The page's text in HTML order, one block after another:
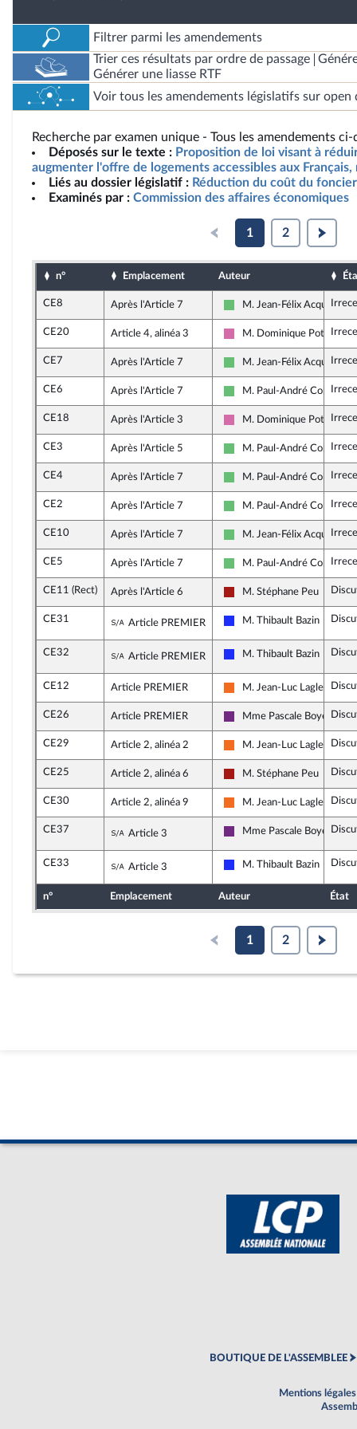
Filtrer parmi les amendements
Trier ces résultats par ordre de passage
Générer une liasse RTF
Voir tous les amendements législatifs sur open
Recherche par examen unique - Tous les amendements ci-
Déposés sur le texte : Proposition de loi visant à
augmenter l'offre de logements accessibles aux Français,
Liés au dossier législatif : Réduction du coût du foncier
Examinés par : Commission des affaires économiques
1 2
n° Emplacement Auteur
CE8 Après l'Article 7
Libertés et Territoires
M. Jean-Félix Acquaviva
CE20 Article 4, alinéa 3
Socialistes et apparentés
M. Dominique Potier
CE7 Après l'Article 7
Libertés et Territoires
M. Jean-Félix Acquaviva
CE6 Après l'Article 7
Libertés et Territoires
M. Paul-André Colombani
CE18 Après l'Article 3
Socialistes et apparentés
M. Dominique Potier
CE3 Après l'Article 5
Libertés et Territoires
M. Paul-André Colombani
CE4 Après l'Article 7
Libertés et Territoires
M. Paul-André Colombani
CE2 Après l'Article 7
Libertés et Territoires
M. Paul-André Colombani
CE10 Après l'Article 7
Libertés et Territoires
M. Jean-Félix Acquaviva
CE5 Après l'Article 7
Libertés et Territoires
M. Paul-André Colombani
CE11 (Rect) Après l'Article 6
Gauche démocrate et
M. Stéphane Peu
CE31 Sous-amendement de l'amendement
Article PREMIER Les Républicains
M. Thibault Bazin
CE32 Sous-amendement de l'amendement
Article PREMIER Les Républicains
M. Thibault Bazin
CE12 Article PREMIER
Mouvement Démocrate et
M. Jean-Luc Lagleize
CE26 Article PREMIER
La République en Marche
Mme Pascale Boyer
CE29 Article 2, alinéa 2
Mouvement Démocrate et
M. Jean-Luc Lagleize
CE25 Article 2, alinéa 6
Gauche démocrate et
M. Stéphane Peu
CE30 Article 2, alinéa 9
Mouvement Démocrate et
M. Jean-Luc Lagleize
CE37 Sous-amendement de l'amendement
Article 3 La République en Marche
Mme Pascale Boyer
CE33 Sous-amendement de l'amendement
Article 3 Les Républicains
M. Thibault Bazin
n° Emplacement Auteur État
1 2
BOUTIQUE DE L'ASSEMBLEE
Mentions légales